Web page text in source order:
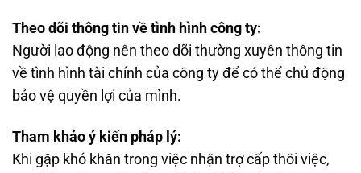
Theo dõi thông tin về tình hình công ty:
Người lao động nên theo dõi thường xuyên thông tin
về tình hình tài chính của công ty để có thể chủ động
bảo vệ quyền lợi của mình.
Tham khảo ý kiến pháp lý:
Khi gặp khó khăn trong việc nhận trợ cấp thôi việc,